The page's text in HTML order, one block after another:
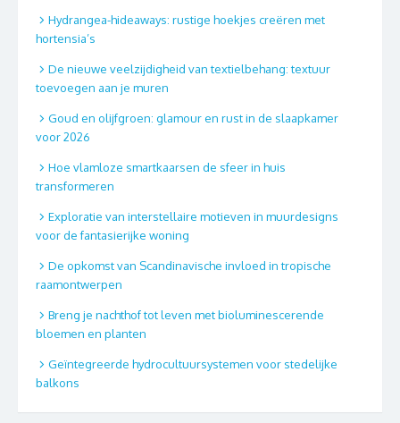
Hydrangea-hideaways: rustige hoekjes creëren met
hortensia’s
De nieuwe veelzijdigheid van textielbehang: textuur
toevoegen aan je muren
Goud en olijfgroen: glamour en rust in de slaapkamer
voor 2026
Hoe vlamloze smartkaarsen de sfeer in huis
transformeren
Exploratie van interstellaire motieven in muurdesigns
voor de fantasierijke woning
De opkomst van Scandinavische invloed in tropische
raamontwerpen
Breng je nachthof tot leven met bioluminescerende
bloemen en planten
Geïntegreerde hydrocultuursystemen voor stedelijke
balkons